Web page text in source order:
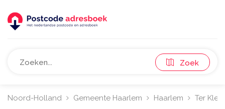
Zoek
Noord-Holland Gemeente Haarlem Haarlem Ter